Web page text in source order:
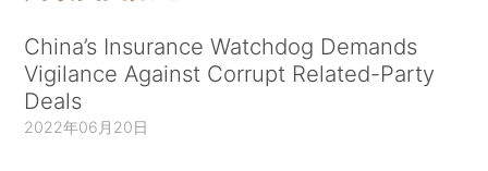
China’s Insurance Watchdog Demands
Vigilance Against Corrupt Related-Party
Deals
2022年06月20日